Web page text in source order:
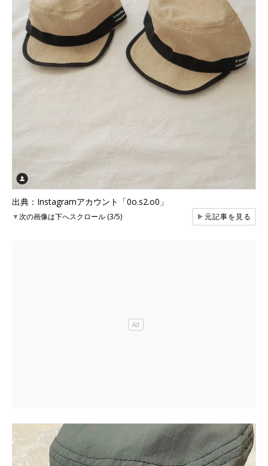
出典：Instagramアカウント「0o.s2.o0」
▼次の画像は下へスクロール (3/5) ▶元記事を見る